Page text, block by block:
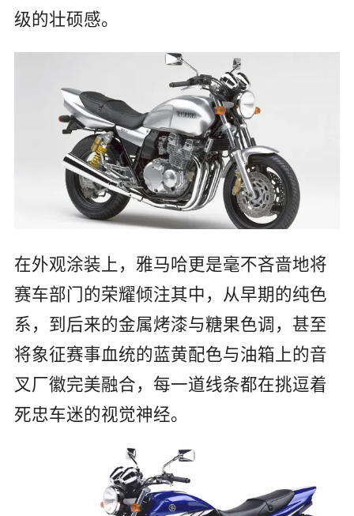
级的壮硕感。
在外观涂装上，雅马哈更是毫不吝啬地将
赛车部门的荣耀倾注其中，从早期的纯色
系，到后来的金属烤漆与糖果色调，甚至
将象征赛事血统的蓝黄配色与油箱上的音
叉厂徽完美融合，每一道线条都在挑逗着
死忠车迷的视觉神经。